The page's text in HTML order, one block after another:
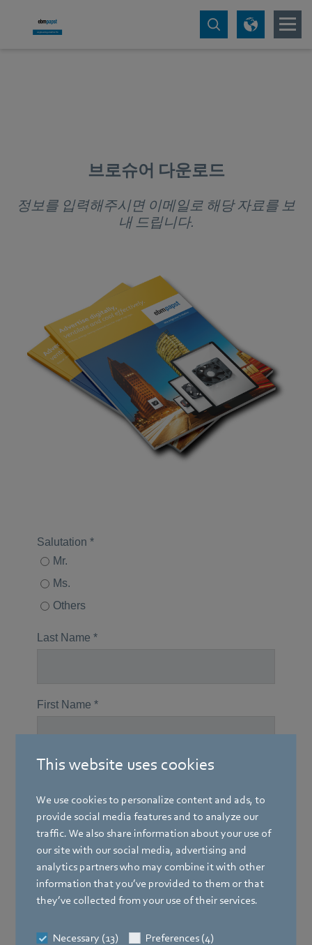
This website uses cookies
We use cookies to personalize content and ads, to
provide social media features and to analyze our
traffic. We also share information about your use of
our site with our social media, advertising and
analytics partners who may combine it with other
information that you’ve provided to them or that
they’ve collected from your use of their services.
Necessary (13)
Preferences (4)
브로슈어 다운로드
정보를 입력해주시면 이메일로 해당 자료를 보
내 드립니다.